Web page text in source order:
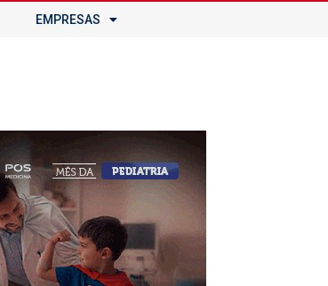
EMPRESAS